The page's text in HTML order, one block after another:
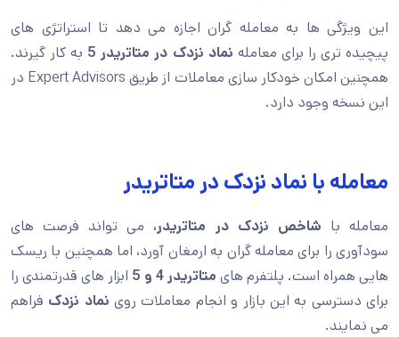
این ویژگی ها به معامله گران اجازه می دهد تا استراتژی های
پیچیده تری را برای معامله نماد نزدک در متاتریدر 5
به کار گیرند.
همچنین امکان خودکار سازی معاملات از طریق Expert Advisors در
این نسخه وجود دارد.
معامله با نماد نزدک در متاتریدر
معامله با شاخص نزدک در متاتریدر، می تواند فرصت های
سودآوری را برای معامله گران به ارمغان آورد، اما همچنین با ریسک
هایی همراه است. پلتفرم های متاتریدر 4 و 5
ابزار های قدرتمندی را
برای دسترسی به این بازار و انجام معاملات روی نماد نزدک فراهم
می نمایند.